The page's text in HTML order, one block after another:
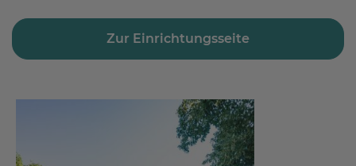
Zur Einrichtungsseite